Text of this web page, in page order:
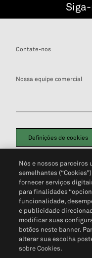
Contate-nos
Nossa equipe comercial
Definições de cookies
Política de Privacidade
Não Venda Minhas
Nós e nossos parceiros
semelhantes
fornecer serviços
para finalidades
funcionalidade,
e publicidade
modificar suas
botões neste banner.
alterar sua escolha
sobre Cookies.